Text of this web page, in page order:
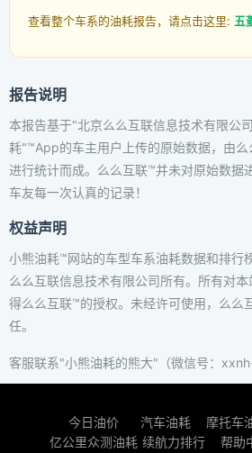
查看整个车系的油耗报告，请点击这里: 五
报告说明
本报告基于"北京么么互联信息技术有限公
耗"™App的车主用户上传的原始数据，由
进行统计而成。么么互联™并未对原始数据
车友每一次认真的记录！
权益声明
小熊油耗™网站的车型车系油耗数据和排行
么么互联信息技术有限公司所有。所有对
得么么互联™的授权。未经许可使用，么么
任。
客服联系"小熊油耗的熊大"（微信号：
今日油价 汽车油耗 摩托车
亿公里众测油耗 续航力排行 帮助